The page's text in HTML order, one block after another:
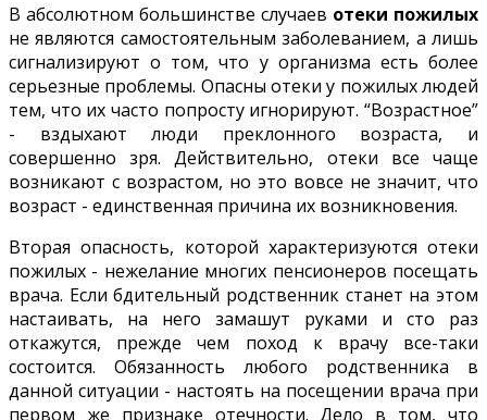
В абсолютном большинстве случаев отеки пожилых
не являются самостоятельным заболеванием, а лишь
сигнализируют о том, что у организма есть более
серьезные проблемы. Опасны отеки у пожилых людей
тем, что их часто попросту игнорируют. “Возрастное”
- вздыхают люди преклонного возраста, и
совершенно зря. Действительно, отеки все чаще
возникают с возрастом, но это вовсе не значит, что
возраст - единственная причина их возникновения.
Вторая опасность, которой характеризуются отеки
пожилых - нежелание многих пенсионеров посещать
врача. Если бдительный родственник станет на этом
настаивать, на него замашут руками и сто раз
откажутся, прежде чем поход к врачу все-таки
состоится. Обязанность любого родственника в
данной ситуации - настоять на посещении врача при
первом же признаке отечности. Дело в том, что